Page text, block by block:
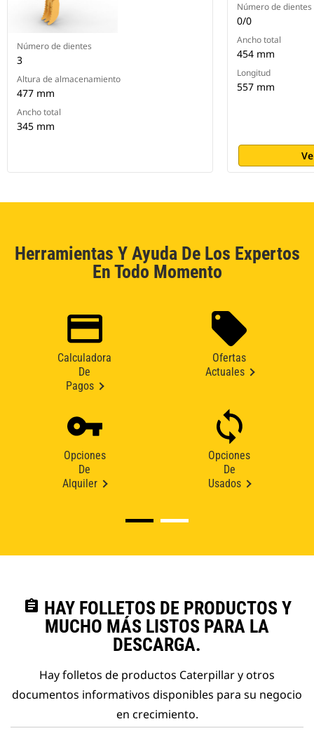
Número de dientes
3
Altura de almacenamiento
477 mm
Ancho total
345 mm
Número de dientes
0/0
Ancho total
454 mm
Longitud
557 mm
Herramientas Y Ayuda De Los Expertos
En Todo Momento
Calculadora
De
Pagos
Ofertas
Actuales
Opciones
De
Alquiler
Opciones
De
Usados
assignment HAY FOLLETOS DE PRODUCTOS Y
MUCHO MÁS LISTOS PARA LA
DESCARGA.
Hay folletos de productos Caterpillar y otros
documentos informativos disponibles para su negocio
en crecimiento.